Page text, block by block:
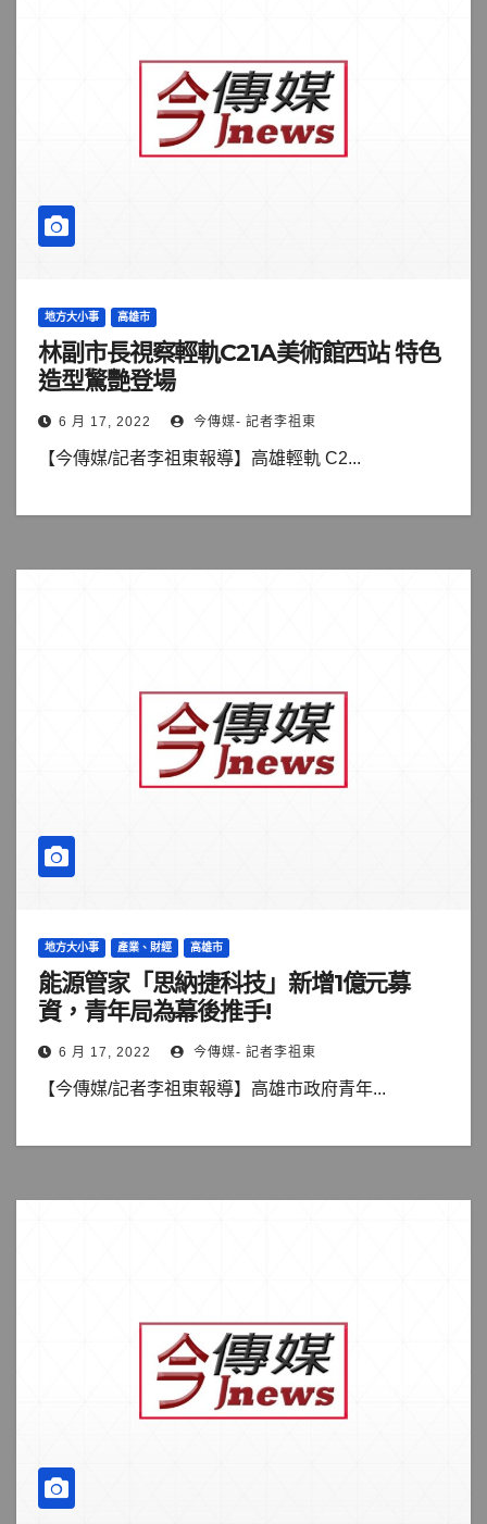
地方大小事 高雄市
林副市長視察輕軌C21A美術館西站 特色
造型驚艷登場
6 月 17, 2022 今傳媒- 記者李祖東
【今傳媒/記者李祖東報導】高雄輕軌 C2...
地方大小事 產業、財經 高雄市
能源管家「思納捷科技」新增1億元募
資，青年局為幕後推手!
6 月 17, 2022 今傳媒- 記者李祖東
【今傳媒/記者李祖東報導】高雄市政府青年...